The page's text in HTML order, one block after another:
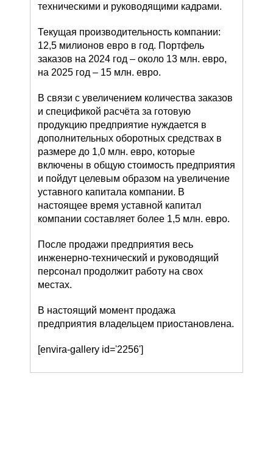
техническими и руководящими кадрами.
Текущая производительность компании:
12,5 милионов евро в год. Портфель
заказов на 2024 год – около 13 млн. евро,
на 2025 год – 15 млн. евро.
В связи с увеличением количества заказов
и спецификой расчёта за готовую
продукцию предприятие нуждается в
дополнительных оборотных средствах в
размере до 1,0 млн. евро, которые
включены в общую стоимость предприятия
и пойдут целевым образом на увеличение
уставного капитала компании. В
настоящее время уставной капитал
компании составляет более 1,5 млн. евро.
После продажи предприятия весь
инженерно-технический и руководящий
персонал продолжит работу на свох
местах.
В настоящий момент продажа
предприятия владельцем приостановлена.
[envira-gallery id='2256']